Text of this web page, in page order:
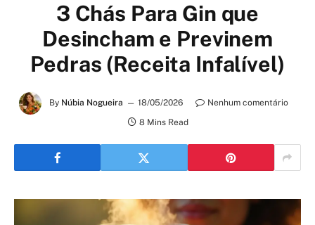
3 Chás Para Gin que
Desincham e Previnem
Pedras (Receita Infalível)
By Núbia Nogueira 18/05/2026
Nenhum comentário
8 Mins Read